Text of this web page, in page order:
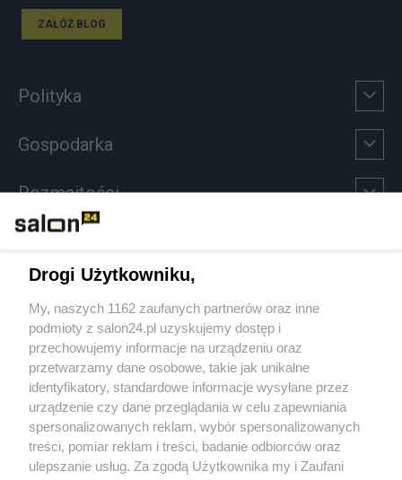
ZAŁÓŻ BLOG
Polityka
Gospodarka
Rozmaitości
Sport
Społeczeństwo
Kultura
X Facebook Instagram Youtube
Drogi Użytkowniku,
My, naszych 1162 zaufanych partnerów oraz inne
podmioty z salon24.pl uzyskujemy dostęp i
przechowujemy informacje na urządzeniu oraz
przetwarzamy dane osobowe, takie jak unikalne
identyfikatory, standardowe informacje wysyłane przez
urządzenie czy dane przeglądania w celu zapewniania
spersonalizowanych reklam, wybór spersonalizowanych
treści, pomiar reklam i treści, badanie odbiorców oraz
ulepszanie usług. Za zgodą Użytkownika my i Zaufani